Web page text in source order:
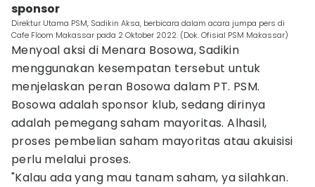
sponsor
Direktur Utama PSM, Sadikin Aksa, berbicara dalam acara jumpa pers di
Cafe Floom Makassar pada 2 Oktober 2022. (Dok. Ofisial PSM Makassar)
Menyoal aksi di Menara Bosowa, Sadikin
menggunakan kesempatan tersebut untuk
menjelaskan peran Bosowa dalam PT. PSM.
Bosowa adalah sponsor klub, sedang dirinya
adalah pemegang saham mayoritas. Alhasil,
proses pembelian saham mayoritas atau akuisisi
perlu melalui proses.
"Kalau ada yang mau tanam saham, ya silahkan.